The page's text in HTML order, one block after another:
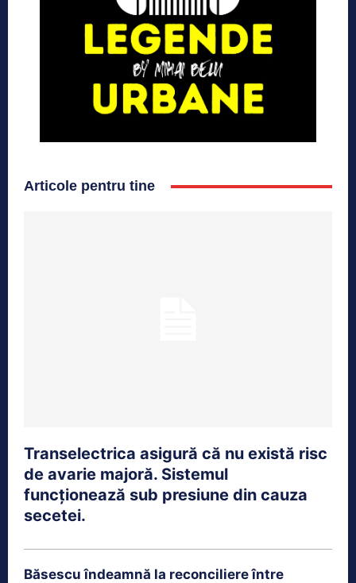
Articole pentru tine
Transelectrica asigură că nu există risc
de avarie majoră. Sistemul
funcționează sub presiune din cauza
secetei.
Băsescu îndeamnă la reconciliere între